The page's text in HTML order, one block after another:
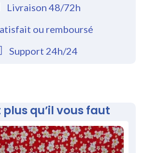
Livraison 48/72h
ou remboursé
Support 24h/24
plus qu’il vous faut